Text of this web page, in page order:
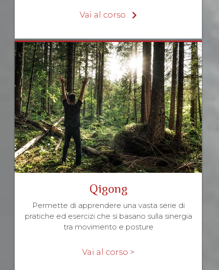
Vai al corso
Qigong
Permette di apprendere una vasta serie di
pratiche ed esercizi che si basano sulla sinergia
tra movimento e posture
Vai al corso >